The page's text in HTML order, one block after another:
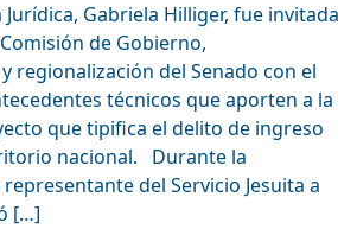
Gabriela Hilliger, fue invitada
de Gobierno,
regionalización del Senado con el
técnicos que aporten a la
que tipifica el delito de ingreso
nacional. Durante la
del Servicio Jesuita a
[…]